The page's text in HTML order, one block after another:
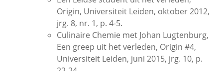
Origin, Universiteit Leiden, oktober 2012,
jrg. 8, nr. 1, p. 4-5.
Culinaire Chemie met Johan Lugtenburg,
Een greep uit het verleden, Origin #4,
Universiteit Leiden, juni 2015, jrg. 10, p.